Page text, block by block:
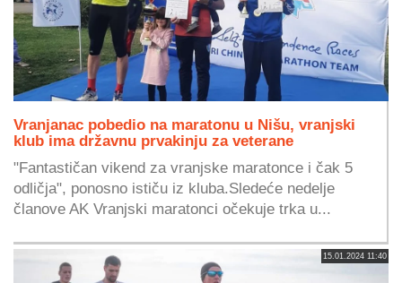
Vranjanac pobedio na maratonu u Nišu, vranjski
klub ima državnu prvakinju za veterane
"Fantastičan vikend za vranjske maratonce i čak 5
odličja", ponosno ističu iz kluba.Sledeće nedelje
članove AK Vranjski maratonci očekuje trka u...
15.01.2024 11:40